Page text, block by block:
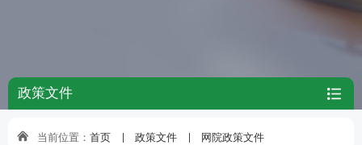
政策文件
 当前位置： 首页 政策文件 网院政策文件